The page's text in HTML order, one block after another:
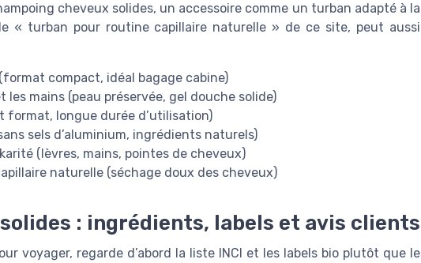
cheveux solides, un accessoire comme un turban adapté à la
« turban pour routine capillaire naturelle » de ce site, peut aussi
compact, idéal bagage cabine)
les mains (peau préservée, gel douche solide)
longue durée d’utilisation)
sels d’aluminium, ingrédients naturels)
(lèvres, mains, pointes de cheveux)
naturelle (séchage doux des cheveux)
: ingrédients, labels et avis clients
voyager, regarde d’abord la liste INCI et les labels bio plutôt que le